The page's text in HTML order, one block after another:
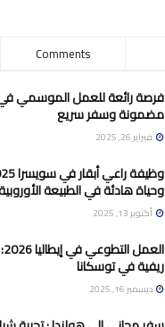
Comments
مضمونة وسفر سريع
فبراير 26, 2025
وحياة هادئة في الطبيعة
أكتوبر 13, 2025
ريفية في توسكانا
ديسمبر 16, 2025